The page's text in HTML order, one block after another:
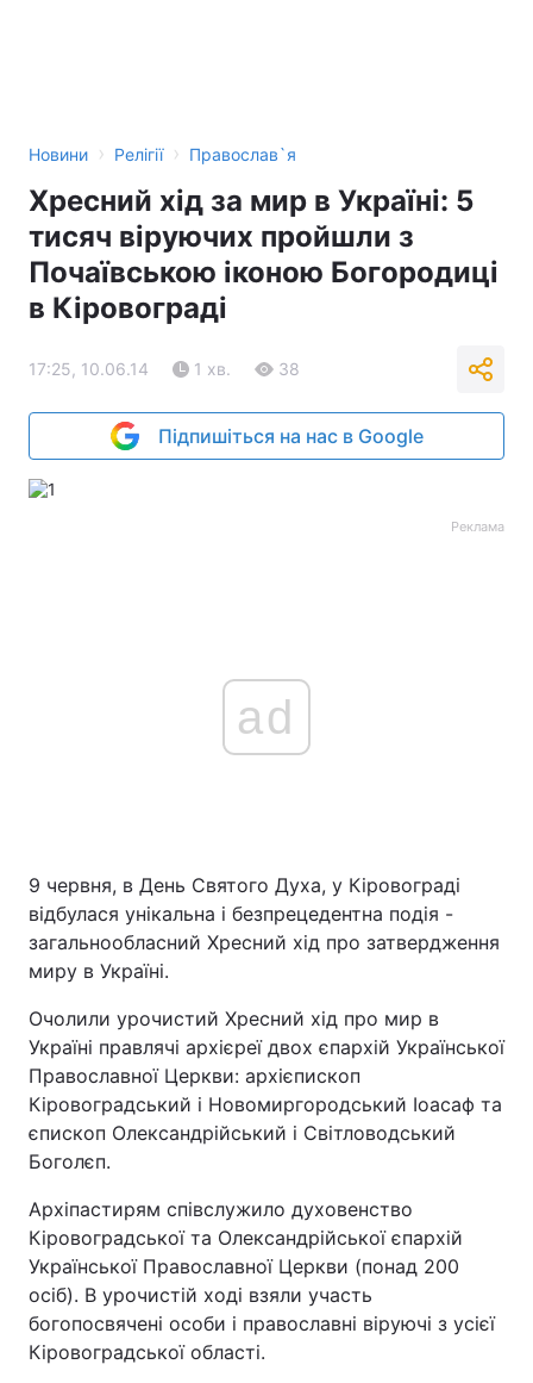
Новини › Релігії › Православ`я
Хресний хід за мир в Україні: 5
тисяч віруючих пройшли з
Почаївською іконою Богородиці
в Кіровограді
17:25, 10.06.14 1 хв. 38
Підпишіться на нас в Google
Реклама
ad
9 червня, в День Святого Духа, у Кіровограді
відбулася унікальна і безпрецедентна подія -
загальнообласний Хресний хід про затвердження
миру в Україні.
Очолили урочистий Хресний хід про мир в
Україні правлячі архієреї двох єпархій Української
Православної Церкви: архієпископ
Кіровоградський і Новомиргородський Іоасаф та
єпископ Олександрійський і Світловодський
Боголєп.
Архіпастирям співслужило духовенство
Кіровоградської та Олександрійської єпархій
Української Православної Церкви (понад 200
осіб). В урочистій ході взяли участь
богопосвячені особи і православні віруючі з усієї
Кіровоградської області.